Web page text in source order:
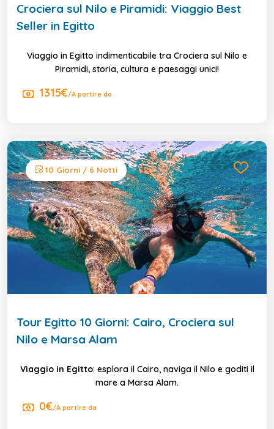
Crociera sul Nilo e Piramidi: Viaggio Best
Seller in Egitto
Viaggio in Egitto indimenticabile tra Crociera sul Nilo e
Piramidi, storia, cultura e paesaggi unici!
1315€/A partire da
10 Giorni / 6 Notti
Tour Egitto 10 Giorni: Cairo, Crociera sul
Nilo e Marsa Alam
Viaggio in Egitto: esplora il Cairo, naviga il Nilo e goditi il
mare a Marsa Alam.
0€/A partire da